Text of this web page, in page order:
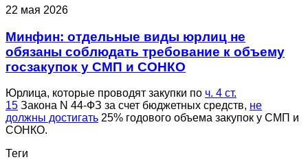
22 мая 2026
Минфин: отдельные виды юрлиц не
обязаны соблюдать требование к объему
госзакупок у СМП и СОНКО
Юрлица, которые проводят закупки по ч. 4 ст.
15 Закона N 44-ФЗ за счет бюджетных средств, не
должны достигать 25% годового объема закупок у СМП и
СОНКО.
Теги